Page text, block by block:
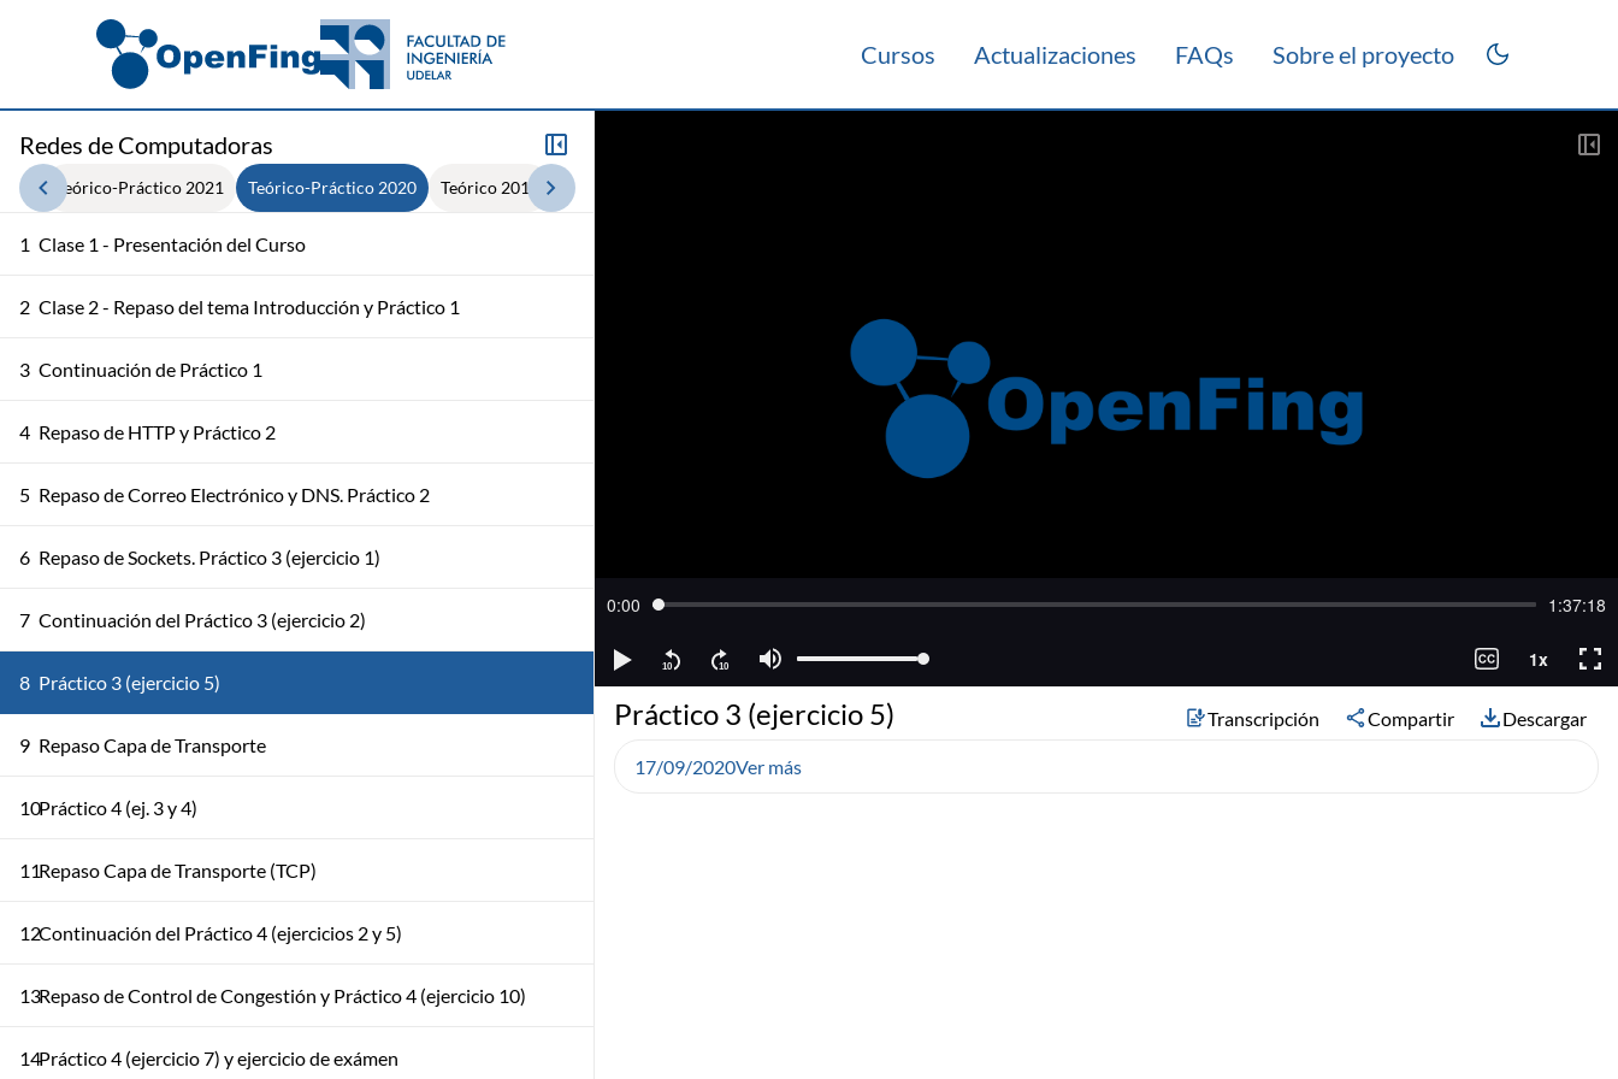
Cursos Actualizaciones FAQs Sobre el proyecto
Redes de Computadoras
Teórico-Práctico 2021 Teórico-Práctico 2020 Teórico 2013
1 Clase 1 - Presentación del Curso
2 Clase 2 - Repaso del tema Introducción y Práctico 1
3 Continuación de Práctico 1
4 Repaso de HTTP y Práctico 2
5 Repaso de Correo Electrónico y DNS. Práctico 2
6 Repaso de Sockets. Práctico 3 (ejercicio 1)
7 Continuación del Práctico 3 (ejercicio 2)
8 Práctico 3 (ejercicio 5)
9 Repaso Capa de Transporte
10Práctico 4 (ej. 3 y 4)
11Repaso Capa de Transporte (TCP)
12Continuación del Práctico 4 (ejercicios 2 y 5)
13Repaso de Control de Congestión y Práctico 4 (ejercicio 10)
14Práctico 4 (ejercicio 7) y ejercicio de exámen
Práctico 3 (ejercicio 5) Transcripción Compartir Descargar
17/09/2020Ver más